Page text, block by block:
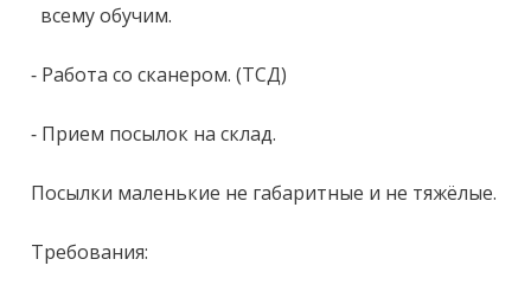
всему обучим.
- Работа со сканером. (ТСД)
- Прием посылок на склад.
Посылки маленькие не габаритные и не тяжёлые.
Требования: